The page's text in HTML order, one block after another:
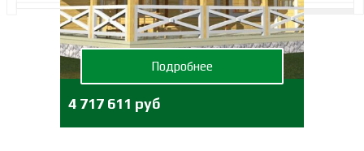
4 717 611 руб
Подробнее